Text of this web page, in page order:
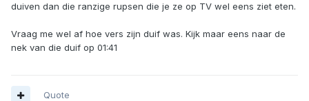
duiven dan die ranzige rupsen die je ze op TV wel eens ziet eten.
Vraag me wel af hoe vers zijn duif was. Kijk maar eens naar de
nek van die duif op 01:41
Quote